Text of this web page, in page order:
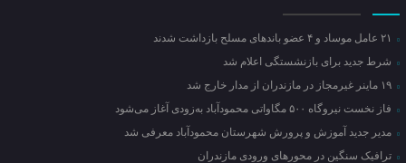
شرط جدید برای بازنشستگی اعلام شد
فاز نخست نیروگاه ۵۰۰ مگاواتی محمودآباد به‌زودی آغاز می‌شود
مدیر جدید آموزش و پرورش شهرستان محمودآباد معرفی شد
ترافیک سنگین در محور‌های ورودی مازندران